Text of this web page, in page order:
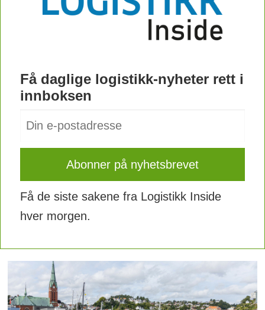
Få daglige logistikk-nyheter rett i
innboksen
Få de siste sakene fra Logistikk Inside
hver morgen.